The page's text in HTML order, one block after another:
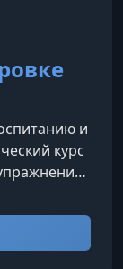
и
курс
хотят